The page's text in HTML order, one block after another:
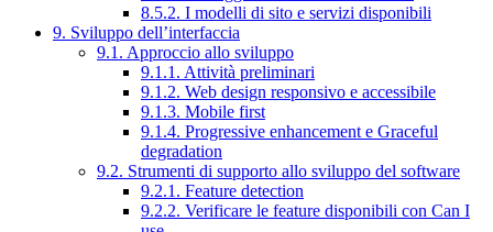
8.5.2. I modelli di sito e servizi disponibili
9. Sviluppo dell’interfaccia
9.1. Approccio allo sviluppo
9.1.1. Attività preliminari
9.1.2. Web design responsivo e accessibile
9.1.3. Mobile first
9.1.4. Progressive enhancement e Graceful
degradation
9.2. Strumenti di supporto allo sviluppo del software
9.2.1. Feature detection
9.2.2. Verificare le feature disponibili con Can I